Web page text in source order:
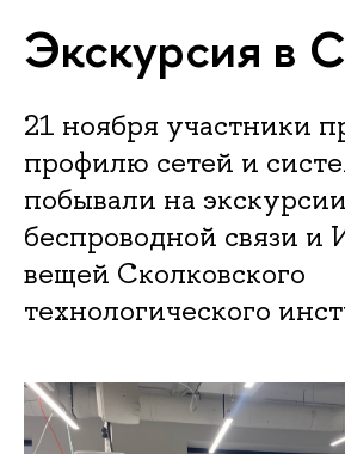
Экскурсия в
21 ноября участники
профилю сетей и
побывали на
беспроводной связи и
вещей Сколковского
технологического